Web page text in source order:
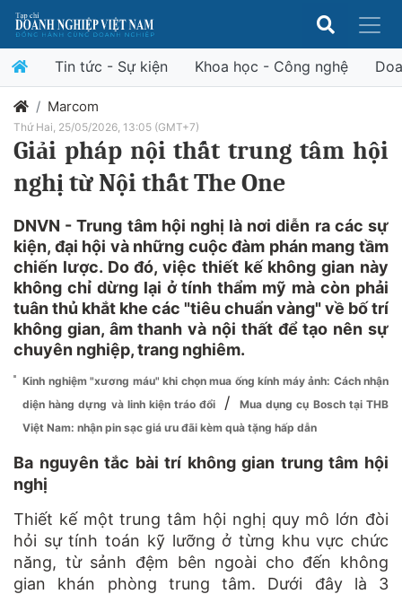
Tin tức - Sự kiện Khoa học - Công nghệ
Marcom
Thứ Hai, 25/05/2026, 13:05 (GMT+7)
Giải pháp nội thất trung tâm hội
nghị từ Nội thất The One
DNVN - Trung tâm hội nghị là nơi diễn ra các sự
kiện, đại hội và những cuộc đàm phán mang tầm
chiến lược. Do đó, việc thiết kế không gian này
không chỉ dừng lại ở tính thẩm mỹ mà còn phải
tuân thủ khắt khe các "tiêu chuẩn vàng" về bố trí
không gian, âm thanh và nội thất để tạo nên sự
chuyên nghiệp, trang nghiêm.
Kinh nghiệm "xương máu" khi chọn mua ống kính máy ảnh: Cách nhận
diện hàng dựng và linh kiện tráo đổi
/
Mua dụng cụ Bosch tại THB
Việt Nam: nhận pin sạc giá ưu đãi kèm quà tặng hấp dẫn
Ba nguyên tắc bài trí không gian trung tâm hội
nghị
Thiết kế một trung tâm hội nghị quy mô lớn đòi
hỏi sự tính toán kỹ lưỡng ở từng khu vực chức
năng, từ sảnh đệm bên ngoài cho đến không
gian khán phòng trung tâm. Dưới đây là 3